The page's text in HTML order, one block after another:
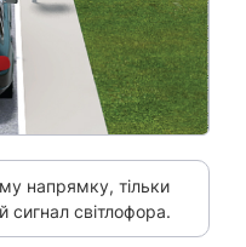
напрямку, тільки
сигнал світлофора.